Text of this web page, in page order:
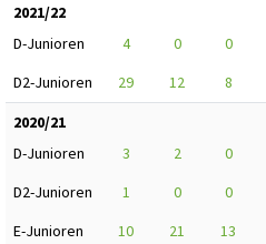
2021/22
D-Junioren
4 0 0
D2-Junioren
29 12 8
2020/21
D-Junioren
3 2 0
D2-Junioren
1 0 0
E-Junioren
10 21 13